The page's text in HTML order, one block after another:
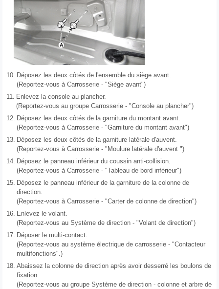
10. Déposez les deux côtés de l'ensemble du siège avant.
(Reportez-vous à Carrosserie - "Siège avant")
11. Enlevez la console au plancher.
(Reportez-vous au groupe Carrosserie - "Console au plancher")
12. Déposez les deux côtés de la garniture du montant avant.
(Reportez-vous à Carrosserie - "Garniture du montant avant")
13. Déposez les deux côtés de la garniture latérale d'auvent.
(Reportez-vous à Carrosserie - "Moulure latérale d'auvent ")
14. Déposez le panneau inférieur du coussin anti-collision.
(Reportez-vous à Carrosserie - "Tableau de bord inférieur")
15. Déposez le panneau inférieur de la garniture de la colonne de
direction.
(Reportez-vous à Carrosserie - "Carter de colonne de direction")
16. Enlevez le volant.
(Reportez-vous au Système de direction - "Volant de direction")
17. Déposer le multi-contact.
(Reportez-vous au système électrique de carrosserie - "Contacteur
multifonctions".)
18. Abaissez la colonne de direction après avoir desserré les boulons de
fixation.
(Reportez-vous au groupe Système de direction - colonne et arbre de